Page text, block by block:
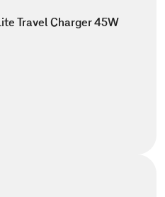
Travel Charger 45W